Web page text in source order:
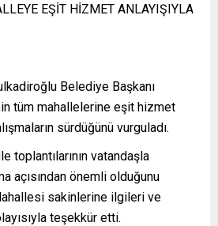
EŞİT HİZMET ANLAYIŞIYLA
Belediye Başkanı
tüm mahallelerine eşit hizmet
sürdüğünü vurguladı.
toplantılarının vatandaşla
açısından önemli olduğunu
sakinlerine ilgileri ve
teşekkür etti.